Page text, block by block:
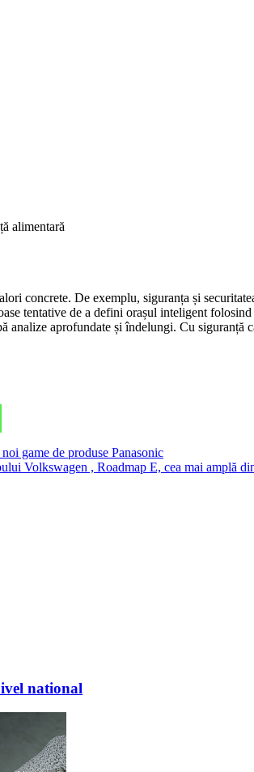
alimentară
concrete. De exemplu, siguranța și
tentative de a defini orașul inteligent
analize aprofundate și îndelungi. Cu
game de produse Panasonic
Volkswagen , Roadmap E, cea mai amplă
national